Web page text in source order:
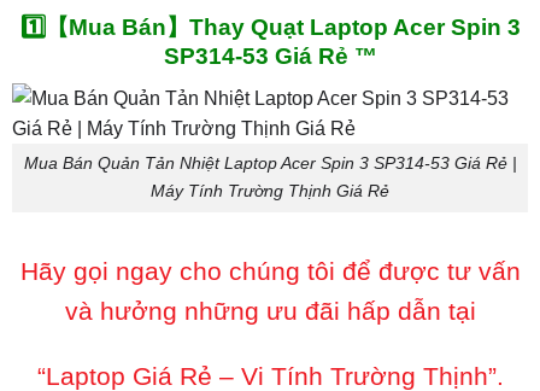
1️⃣【Mua Bán】Thay Quạt Laptop Acer Spin 3
SP314-53 Giá Rẻ ™
Mua Bán Quản Tản Nhiệt Laptop Acer Spin 3 SP314-53 Giá Rẻ |
Máy Tính Trường Thịnh Giá Rẻ
Hãy gọi ngay cho chúng tôi để được tư vấn
và hưởng những ưu đãi hấp dẫn tại
“Laptop Giá Rẻ – Vi Tính Trường Thịnh”.